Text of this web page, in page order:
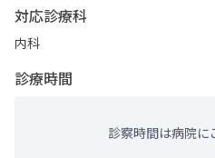
対応診療科
内科
診療時間
診察時間は病院に